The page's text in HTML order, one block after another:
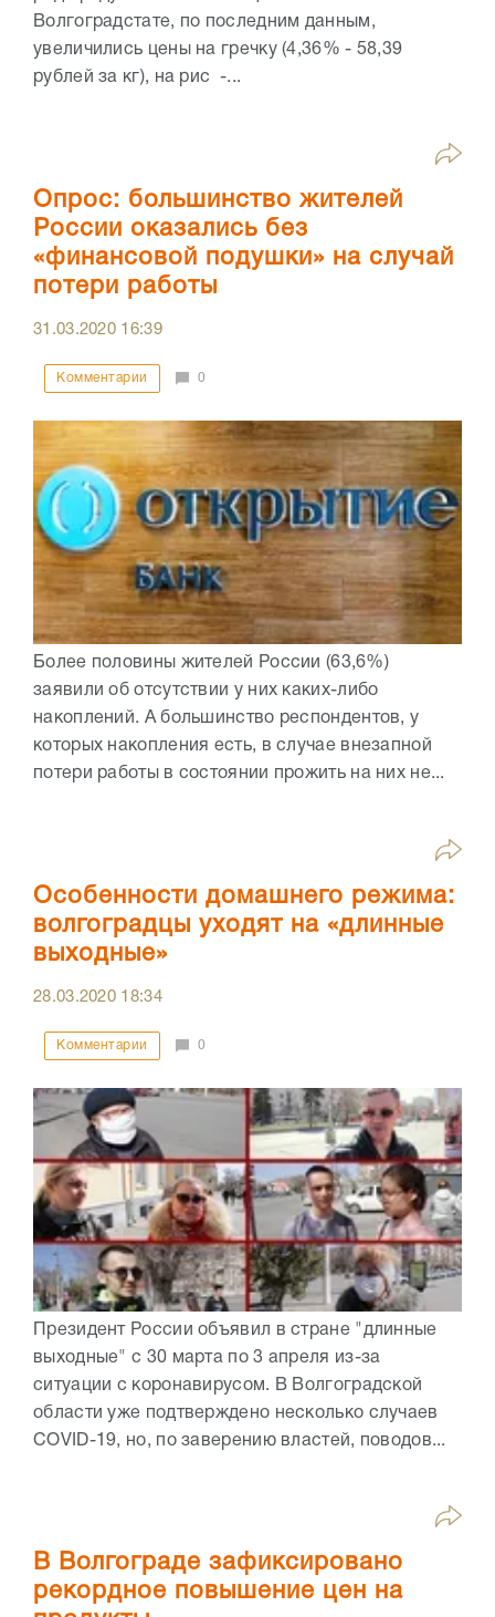
Волгоградстате, по последним данным,
увеличились цены на гречку (4,36% - 58,39
рублей за кг), на рис -...
Опрос: большинство жителей
России оказались без
«финансовой подушки» на случай
потери работы
31.03.2020 16:39
Комментарии 0
Более половины жителей России (63,6%)
заявили об отсутствии у них каких-либо
накоплений. А большинство респондентов, у
которых накопления есть, в случае внезапной
потери работы в состоянии прожить на них не...
Особенности домашнего режима:
волгоградцы уходят на «длинные
выходные»
28.03.2020 18:34
Комментарии 0
Президент России объявил в стране "длинные
выходные" с 30 марта по 3 апреля из-за
ситуации с коронавирусом. В Волгоградской
области уже подтверждено несколько случаев
COVID-19, но, по заверению властей, поводов...
В Волгограде зафиксировано
рекордное повышение цен на